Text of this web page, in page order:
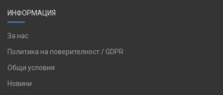
ИНФОРМАЦИЯ
За нас
Политика на поверителност / GDPR
Общи условия
Новини